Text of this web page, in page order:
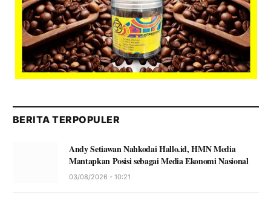
BERITA TERPOPULER
Andy Setiawan Nahkodai Hallo.id, HMN Media
Mantapkan Posisi sebagai Media Ekonomi Nasional
03/08/2026 - 10:21